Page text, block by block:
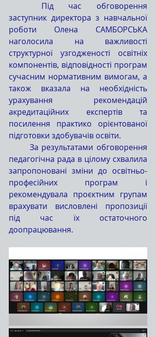
заступник директора з навчальної
роботи Олена САМБОРСЬКА
наголосила на важливості
структурної узгодженості освітніх
компонентів, відповідності програм
сучасним нормативним вимогам, а
також вказала на необхідність
урахування рекомендацій
акредитаційних експертів та
посилення практико орієнтованої
підготовки здобувачів освіти.
педагогічна рада в цілому схвалила
запропоновані зміни до освітньо-
професійних програм і
рекомендувала проєктним групам
врахувати висловлені пропозиції
під час їх остаточного
доопрацювання.